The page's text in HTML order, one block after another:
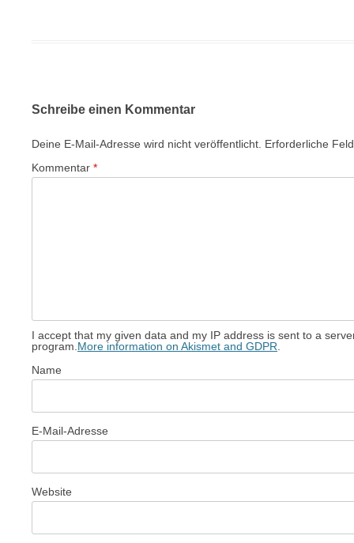
Schreibe einen Kommentar
Deine E-Mail-Adresse wird nicht veröffentlicht. Erforderliche
Kommentar *
I accept that my given data and my IP address is sent to a
program. More information on Akismet and GDPR
Name
E-Mail-Adresse
Website